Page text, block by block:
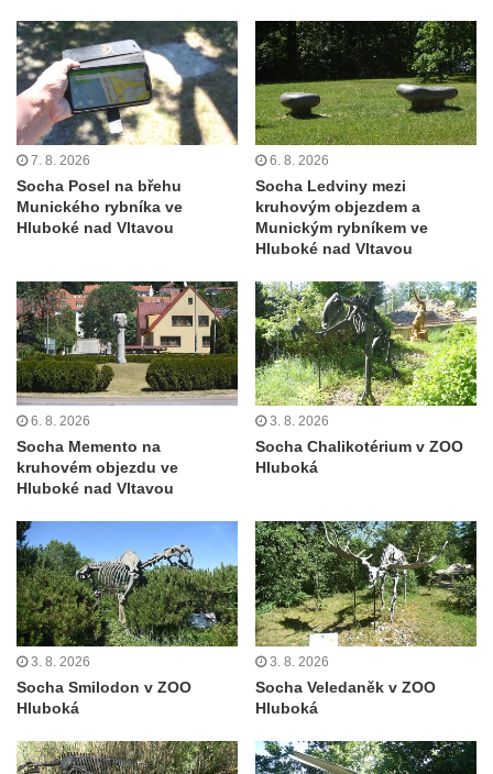
Kamenném Újezdě
Socha na náměstí J. V. Kamarýta ve
Velešíně
Pomník J. V. Kamarýta v Krumlovské ulici ve
Velešíně
Pamětní deska arcibiskupa Micara ve
vstupu do poutního místa Římov
Plastika Koule v Gutenbergově ulici v
Pamětní deska Vojtěcha Kocmicha na
domě čp. 37 v ulici Betlém v Římově
Pomník na paměť zrušení roboty v Plavu
Socha vodníka v Plavu
Třebušíně
Pamětní deska Johanna Nepomuka
Fischera na domě čp. 5/16 na třídě 9.
května v Rumburku
Pamětní deska Johanna Neumanna
severně od Tokáně
Obrázek svatého Huberta na buku svatého
Huberta
Obrázek svatého Jakuba na skále u cesty
východně od Srbské Kamenice
7. 8. 2026
Socha Posel na břehu
Munického rybníka ve
Hluboké nad Vltavou
6. 8. 2026
Socha Ledviny mezi
kruhovým objezdem a
Munickým rybníkem ve
Hluboké nad Vltavou
6. 8. 2026
Socha Memento na
kruhovém objezdu ve
Hluboké nad Vltavou
3. 8. 2026
Socha Chalikotérium v ZOO
Hluboká
3. 8. 2026
Socha Smilodon v ZOO
Hluboká
3. 8. 2026
Socha Veledaněk v ZOO
Hluboká